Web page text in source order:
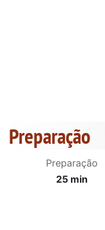
Preparação
Preparação
25 min